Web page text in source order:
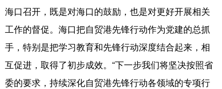
海口召开，既是对海口的鼓励，也是对更好开展相关
工作的督促。海口把自贸港先锋行动作为党建的总抓
手，特别是把学习教育和先锋行动深度结合起来，相
互促进，取得了初步成效。“下一步我们将坚决按照省
委的要求，持续深化自贸港先锋行动各领域的专项行